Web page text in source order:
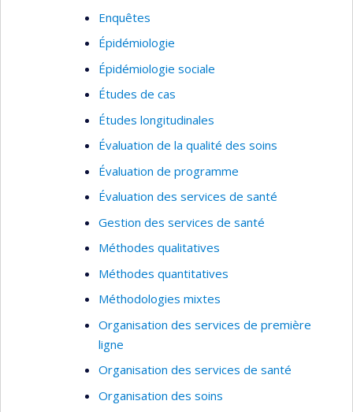
Enquêtes
Épidémiologie
Épidémiologie sociale
Études de cas
Études longitudinales
Évaluation de la qualité des soins
Évaluation de programme
Évaluation des services de santé
Gestion des services de santé
Méthodes qualitatives
Méthodes quantitatives
Méthodologies mixtes
Organisation des services de première
ligne
Organisation des services de santé
Organisation des soins